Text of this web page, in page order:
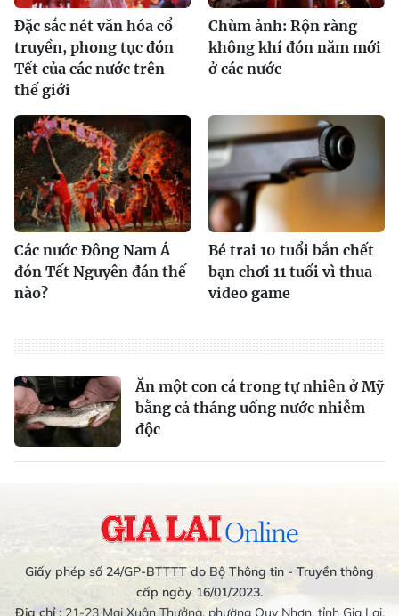
Đặc sắc nét văn hóa cổ
truyền, phong tục đón
Tết của các nước trên
thế giới
Chùm ảnh: Rộn ràng
không khí đón năm mới
ở các nước
Các nước Đông Nam Á
đón Tết Nguyên đán thế
nào?
Bé trai 10 tuổi bắn chết
bạn chơi 11 tuổi vì thua
video game
Ăn một con cá trong tự nhiên ở Mỹ
bằng cả tháng uống nước nhiễm
độc
Giấy phép số 24/GP-BTTTT do Bộ Thông tin - Truyền thông
cấp ngày 16/01/2023.
Địa chỉ :21-23 Mai Xuân Thưởng, phường Quy Nhơn, tỉnh Gia Lai.